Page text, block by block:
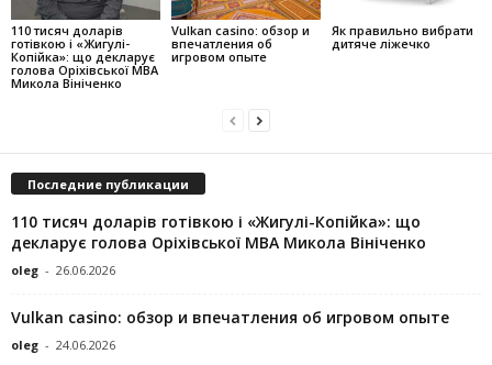
110 тисяч доларів
готівкою і «Жигулі-
Копійка»: що декларує
голова Оріхівської МВА
Микола Вініченко
Vulkan casino: обзор и
впечатления об
игровом опыте
Як правильно вибрати
дитяче ліжечко
Последние публикации
110 тисяч доларів готівкою і «Жигулі-Копійка»: що
декларує голова Оріхівської МВА Микола Вініченко
oleg - 26.06.2026
Vulkan casino: обзор и впечатления об игровом опыте
oleg - 24.06.2026